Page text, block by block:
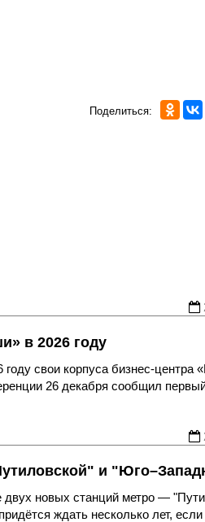
Поделиться:
в 2026 году
свои корпуса бизнес-центра
26 декабря сообщил
и
двух новых станций метро —
ждать несколько лет, если